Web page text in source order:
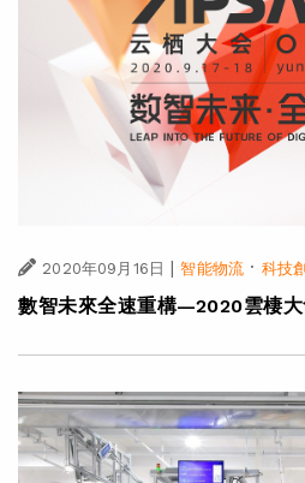
2020年09月16日 | 智能物流 · 科技
數智未來全速重構—2020雲棲大